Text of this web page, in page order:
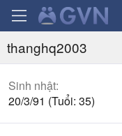
thanghq2003
Sinh nhật
20/3/91 (Tuổi: 35)